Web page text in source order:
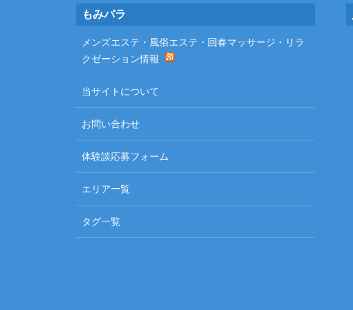
もみパラ
メンズエステ・風俗エステ・回春マッサージ・リラ
クゼーション情報
当サイトについて
お問い合わせ
体験談応募フォーム
エリア一覧
タグ一覧